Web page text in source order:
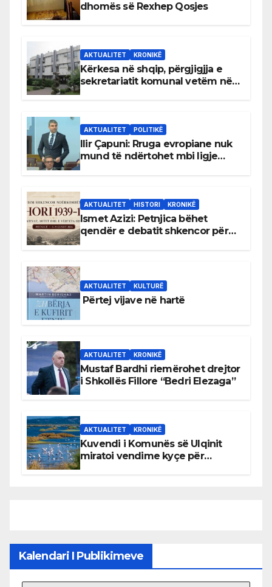
dhomës së Rexhep Qosjes
AKTUALITET KRONIKË
Kërkesa në shqip, përgjigjja e
sekretariatit komunal vetëm në
AKTUALITET POLITIKË
Ilir Çapuni: Rruga evropiane nuk
mund të ndërtohet mbi ligje
AKTUALITET HISTORI KRONIKË
Ismet Azizi: Petnjica bëhet
qendër e debatit shkencor për
AKTUALITET KULTURË
Përtej vijave në hartë
AKTUALITET KRONIKË
Mustaf Bardhi riemërohet drejtor
i Shkollës Fillore “Bedri Elezaga”
AKTUALITET KRONIKË
Kuvendi i Komunës së Ulqinit
miratoi vendime kyçe për
Kalendari I Publikimeve